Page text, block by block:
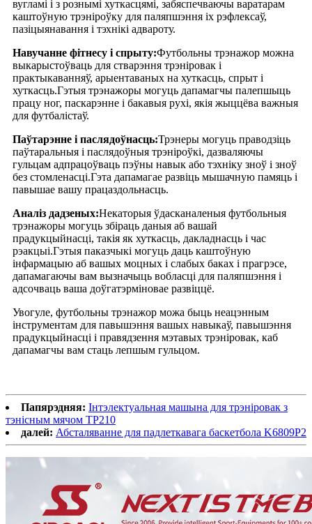
вугламі і з рознымі хуткасцямі, забяспечваючы варатарам
каштоўную трэніроўку для паляпшэння іх рэфлексаў,
пазіцыянавання і тэхнікі адвароту.
Навучанне фітнесу і спрыту:Футбольны трэнажор можна
выкарыстоўваць для стварэння трэніровак і
практыкаванняў, арыентаваных на хуткасць, спрыт і
хуткасць.Гэтыя трэнажоры могуць дапамагчы палепшыць
працу ног, паскарэнне і бакавыя рухі, якія жыццёва важныя
для футбалістаў.
Паўтарэнне і паслядоўнасць:Трэнеры могуць праводзіць
паўтаральныя і паслядоўныя трэніроўкі, дазваляючы
гульцам адпрацоўваць пэўны навык або тэхніку зноў і зноў
без стомленасці.Гэта дапамагае развіць мышачную памяць і
павышае вашу працаздольнасць.
Аналіз дадзеных:Некаторыя ўдасканаленыя футбольныя
трэнажоры могуць збіраць даныя аб вашай
прадукцыйнасці, такія як хуткасць, дакладнасць і час
рэакцыі.Гэтыя паказчыкі могуць даць каштоўную
інфармацыю аб вашых моцных і слабых баках і прагрэсе,
дапамагаючы вам вызначыць вобласці для паляпшэння і
адсочваць ваша доўгатэрміновае развіццё.
Увогуле, футбольны трэнажор можа быць неацэнным
інструментам для павышэння вашых навыкаў, павышэння
прадукцыйнасці і правядзення мэтавых трэніровак, каб
дапамагчы вам стаць лепшым гульцом.
Папярэдняя: Інтэлектуальная машына для трэніровак з
тэнісным мячом TP210
далей: Абсталяванне для падлеткавага баскетбола K6809P2